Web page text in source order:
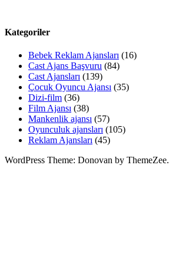
Kategoriler
Bebek Reklam Ajansları (16)
Cast Ajans Başvuru (84)
Cast Ajansları (139)
Çocuk Oyuncu Ajansı (35)
Dizi-film (36)
Film Ajansı (38)
Mankenlik ajansı (57)
Oyunculuk ajansları (105)
Reklam Ajansları (45)
WordPress Theme: Donovan by ThemeZee.